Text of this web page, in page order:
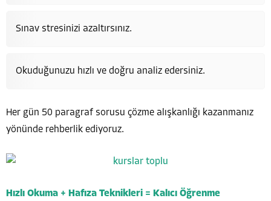
Sınav stresinizi azaltırsınız.
Okuduğunuzu hızlı ve doğru analiz edersiniz.
Her gün 50 paragraf sorusu çözme alışkanlığı kazanmanız
yönünde rehberlik ediyoruz.
Hızlı Okuma + Hafıza Teknikleri = Kalıcı Öğrenme